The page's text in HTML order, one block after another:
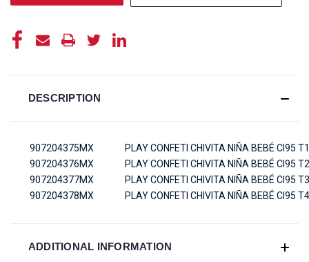
DESCRIPTION
907204375MX
PLAY CONFETI CHIVITA NIÑA BEBÉ CI95 T1
907204376MX
PLAY CONFETI CHIVITA NIÑA BEBÉ CI95 T2
907204377MX
PLAY CONFETI CHIVITA NIÑA BEBÉ CI95 T3
907204378MX
PLAY CONFETI CHIVITA NIÑA BEBÉ CI95 T4
ADDITIONAL INFORMATION